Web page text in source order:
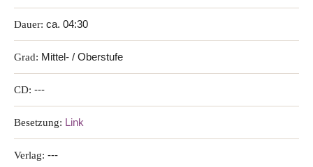
Dauer: ca. 04:30
Grad: Mittel- / Oberstufe
CD: ---
Besetzung: Link
Verlag: ---